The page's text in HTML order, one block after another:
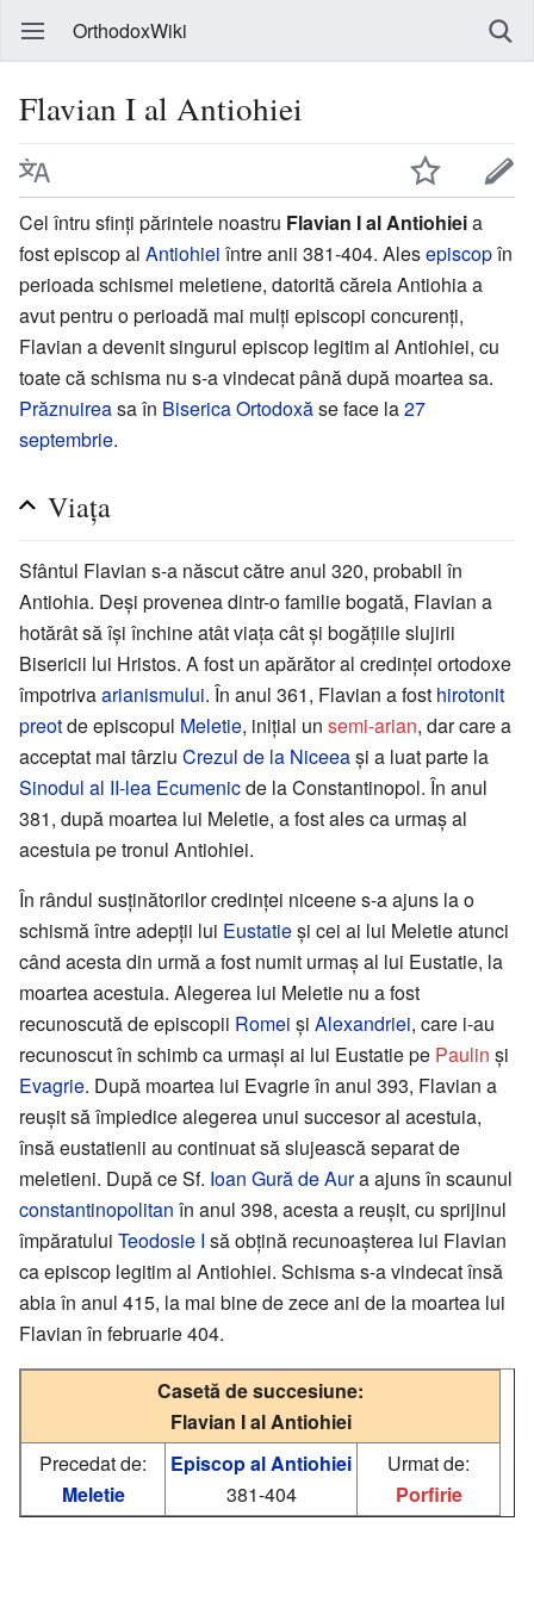
OrthodoxWiki
Flavian I al Antiohiei
Cel întru sfinți părintele noastru Flavian I al Antiohieia
fost episcop al Antiohiei între anii 381-404. Alesepiscopîn
perioada schismei meletiene, datorită căreia Antiohia a
avut pentru o perioadă mai mulți episcopi concurenți,
Flavian a devenit singurul episcop legitim al Antiohiei, cu
toate că schisma nu s-a vindecat până după moartea sa.
Prăznuireasa în Biserica Ortodoxăse face la27
septembrie.
Viața
Sfântul Flavian s-a născut către anul 320, probabil în
Antiohia. Deși provenea dintr-o familie bogată, Flavian a
hotărât să își închine atât viața cât și bogățiile slujirii
Bisericii lui Hristos. A fost un apărător al credinței ortodoxe
împotrivaarianismului. În anul 361, Flavian a fost hirotonit
preotde episcopul Meletie, inițial un semi-arian, dar care a
acceptat mai târziu Crezul de la Niceeași a luat parte la
Sinodul al II-lea Ecumenicde la Constantinopol. În anul
381, după moartea lui Meletie, a fost ales ca urmaș al
acestuia pe tronul Antiohiei.
În rândul susținătorilor credinței niceene s-a ajuns la o
schismă între adepții lui Eustatieși cei ai lui Meletie atunci
când acesta din urmă a fost numit urmaș al lui Eustatie, la
moartea acestuia. Alegerea lui Meletie nu a fost
recunoscută de episcopii Romei și Alexandriei, care i-au
recunoscut în schimb ca urmași ai lui Eustatie pe Paulin și
Evagrie. După moartea lui Evagrie în anul 393, Flavian a
reușit să împiedice alegerea unui succesor al acestuia,
însă eustatienii au continuat să slujească separat de
meletieni. După ce Sf. Ioan Gură de Aura ajuns în scaunul
constantinopolitan în anul 398, acesta a reușit, cu sprijinul
împăratului Teodosie I să obțină recunoașterea lui Flavian
ca episcop legitim al Antiohiei. Schisma s-a vindecat însă
abia în anul 415, la mai bine de zece ani de la moartea lui
Flavian în februarie 404.
Casetă de succesiune:
Flavian I al Antiohiei
Precedat de:
Meletie
Episcop al Antiohiei
381-404
Urmat de:
Porfirie